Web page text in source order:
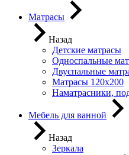
Матрасы
Назад
Детские матрасы
Односпальные
Двуспальные
Матрасы 120х200
Наматрасники,
Мебель для ванной
Назад
Зеркала